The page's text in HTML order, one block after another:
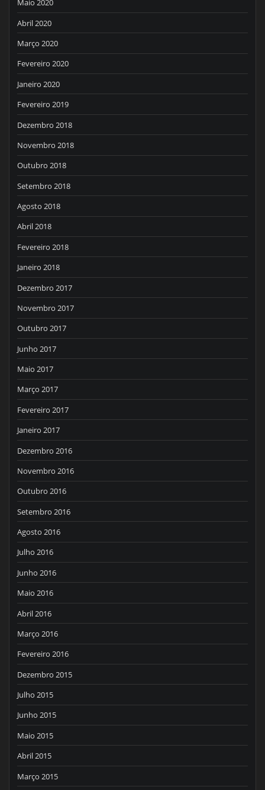
Maio 2020
Abril 2020
Março 2020
Fevereiro 2020
Janeiro 2020
Fevereiro 2019
Dezembro 2018
Novembro 2018
Outubro 2018
Setembro 2018
Agosto 2018
Abril 2018
Fevereiro 2018
Janeiro 2018
Dezembro 2017
Novembro 2017
Outubro 2017
Junho 2017
Maio 2017
Março 2017
Fevereiro 2017
Janeiro 2017
Dezembro 2016
Novembro 2016
Outubro 2016
Setembro 2016
Agosto 2016
Julho 2016
Junho 2016
Maio 2016
Abril 2016
Março 2016
Fevereiro 2016
Dezembro 2015
Julho 2015
Junho 2015
Maio 2015
Abril 2015
Março 2015